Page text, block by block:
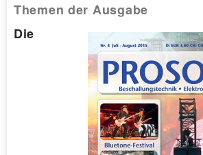
Themen der Ausgabe
Die